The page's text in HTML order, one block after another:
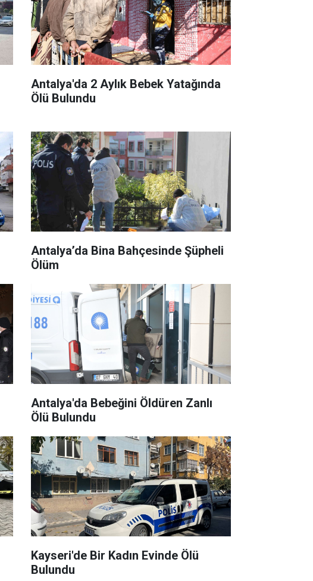
Antalya'da 2 Aylık Bebek Yatağında
Ölü Bulundu
Antalya’da Bina Bahçesinde Şüpheli
Ölüm
Antalya'da Bebeğini Öldüren Zanlı
Ölü Bulundu
Kayseri'de Bir Kadın Evinde Ölü
Bulundu